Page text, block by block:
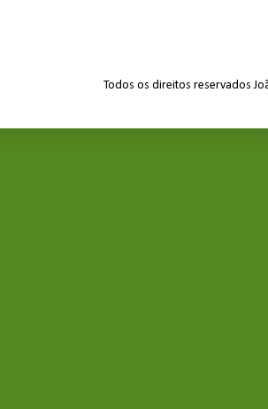
Todos os direitos reservados